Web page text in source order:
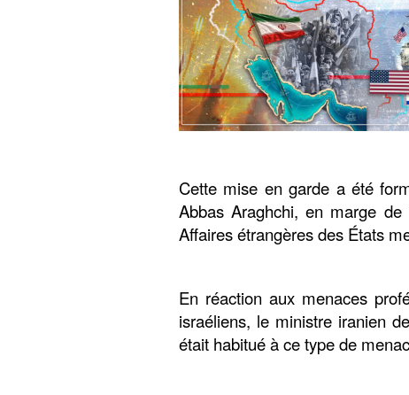
Cette mise en garde a été
Abbas Araghchi, en marge
Affaires étrangères des États
En réaction aux menaces
israéliens, le ministre iranien
était habitué à ce type de